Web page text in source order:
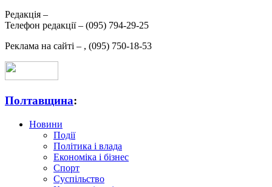
Редакція –
Телефон редакції – (095) 794-29-25
Реклама на сайті – , (095) 750-18-53
Полтавщина:
Новини
Події
Політика і влада
Економіка і бізнес
Спорт
Суспільство